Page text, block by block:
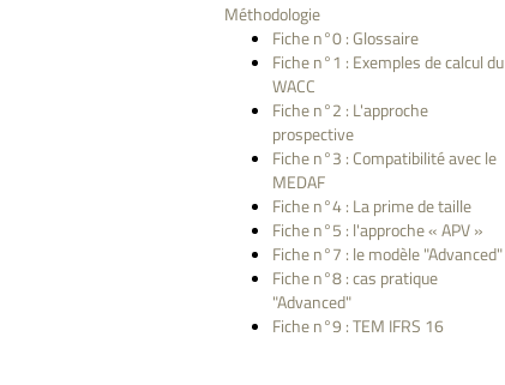
Méthodologie
Fiche n°0 : Glossaire
Fiche n°1 : Exemples de calcul du
WACC
Fiche n°2 : L'approche
prospective
Fiche n°3 : Compatibilité avec le
MEDAF
Fiche n°4 : La prime de taille
Fiche n°5 : l'approche « APV »
Fiche n°7 : le modèle "Advanced"
Fiche n°8 : cas pratique
"Advanced"
Fiche n°9 : TEM IFRS 16